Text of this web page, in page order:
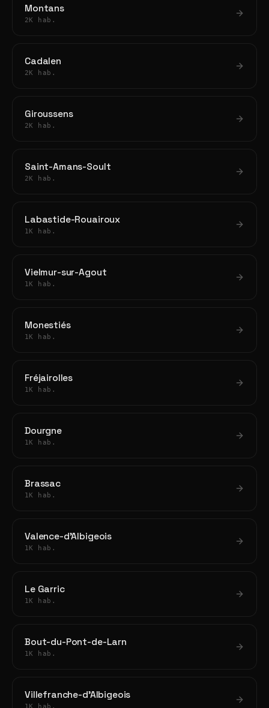
Montans
2K hab.
Cadalen
2K hab.
Giroussens
2K hab.
Saint-Amans-Soult
2K hab.
Labastide-Rouairoux
1K hab.
Vielmur-sur-Agout
1K hab.
Monestiés
1K hab.
Fréjairolles
1K hab.
Dourgne
1K hab.
Brassac
1K hab.
Valence-d'Albigeois
1K hab.
Le Garric
1K hab.
Bout-du-Pont-de-Larn
1K hab.
Villefranche-d'Albigeois
1K hab.